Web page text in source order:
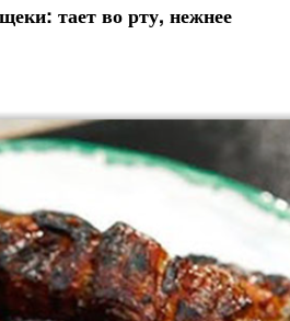
тает во рту, нежнее